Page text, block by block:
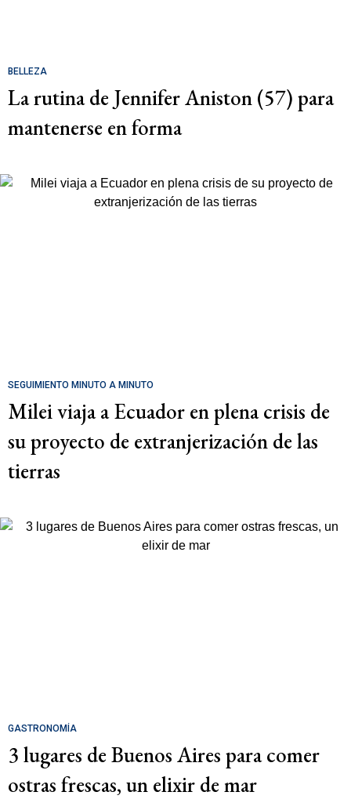
BELLEZA
La rutina de Jennifer Aniston (57) para
mantenerse en forma
SEGUIMIENTO MINUTO A MINUTO
Milei viaja a Ecuador en plena crisis de
su proyecto de extranjerización de las
tierras
GASTRONOMÍA
3 lugares de Buenos Aires para comer
ostras frescas, un elixir de mar